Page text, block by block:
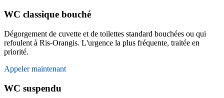
WC classique bouché
Dégorgement de cuvette et de toilettes standard bouchées ou qui
refoulent à Ris-Orangis. L'urgence la plus fréquente, traitée en
priorité.
Appeler maintenant
WC suspendu